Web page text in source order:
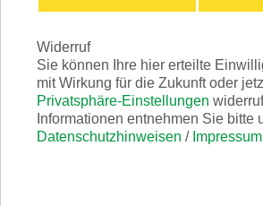
Mediathek
Widerruf
Sie können Ihre hier erteilte
mit Wirkung für die Zukunft oder
Privatsphäre-Einstellungen
Informationen entnehmen Sie bitte
Datenschutzhinweisen / Impressum